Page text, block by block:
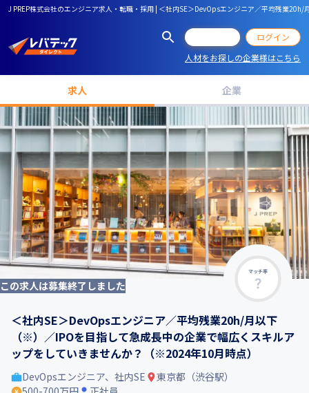
J PREP株式会社のエンジニア求人・転職・採用 | ＜社内SE＞DevOpsエンジニア／平均残業
ログイン
人材をお探しの企業様はこちら
求人 企業
マッチ率
この求人は募集終了しました
＜社内SE＞DevOpsエンジニア／平均残業20h/月以下
（※）／IPOを目指して急成長中の企業で幅広くスキルア
ップをしていきませんか？（※2024年10月時点）
DevOpsエンジニア、社内SE
東京都（渋谷駅）